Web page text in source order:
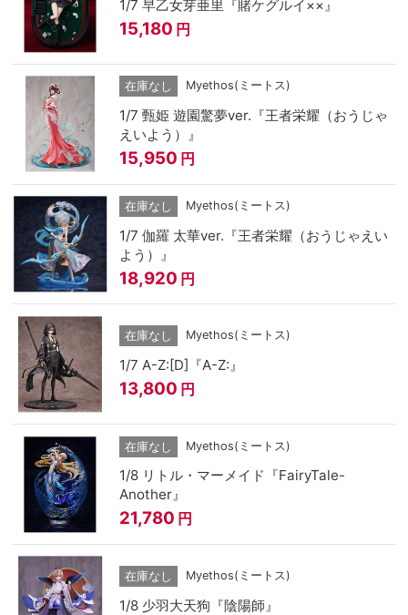
1/7 早乙女芽亜里『賭ケグルイ××』
15,180 円
在庫なし Myethos(ミートス)
1/7 甄姫 遊園驚夢ver.『王者栄耀（おうじゃ
えいよう）』
15,950 円
在庫なし Myethos(ミートス)
1/7 伽羅 太華ver.『王者栄耀（おうじゃえい
よう）』
18,920 円
在庫なし Myethos(ミートス)
1/7 A-Z:[D]『A-Z:』
13,800 円
在庫なし Myethos(ミートス)
1/8 リトル・マーメイド『FairyTale-
Another』
21,780 円
在庫なし Myethos(ミートス)
1/8 少羽大天狗『陰陽師』